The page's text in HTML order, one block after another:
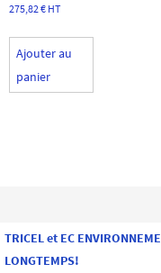
275,82 € HT
Ajouter au
panier
TRICEL et EC
LONGTEMPS!